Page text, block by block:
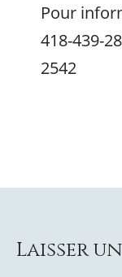
Pour
418-439-
2542
Laisser